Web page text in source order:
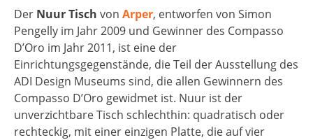
Der Nuur Tisch von Arper, entworfen von Simon
Pengelly im Jahr 2009 und Gewinner des Compasso
D’Oro im Jahr 2011, ist eine der
Einrichtungsgegenstände, die Teil der Ausstellung des
ADI Design Museums sind, die allen Gewinnern des
Compasso D’Oro gewidmet ist. Nuur ist der
unverzichtbare Tisch schlechthin: quadratisch oder
rechteckig, mit einer einzigen Platte, die auf vier